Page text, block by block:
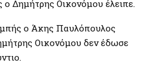
Δημήτρης Οικονόμου έλειπε.
ο Άκης Παυλόπουλος
Οικονόμου δεν έδωσε